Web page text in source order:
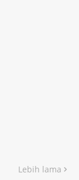
Lebih lama